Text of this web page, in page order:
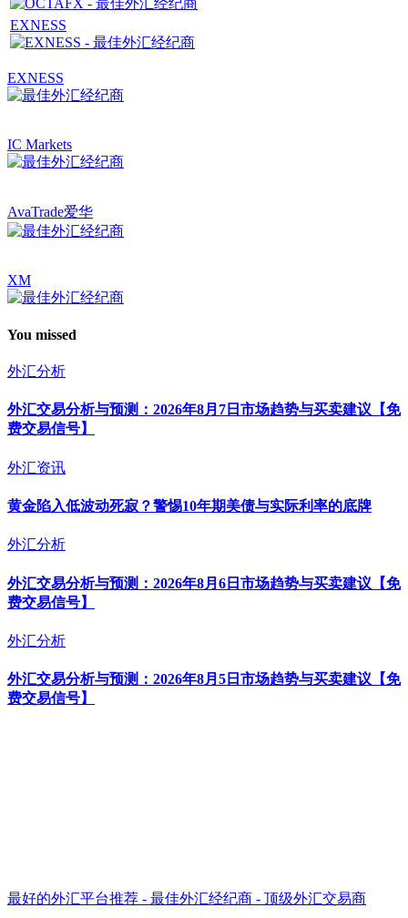
EXNESS
EXNESS
IC Markets
AvaTrade爱华
XM
You missed
外汇分析
外汇交易分析与预测：2026年8月7日市场趋势与买卖建议【免
费交易信号】
外汇资讯
黄金陷入低波动死寂？警惕10年期美债与实际利率的底牌
外汇分析
外汇交易分析与预测：2026年8月6日市场趋势与买卖建议【免
费交易信号】
外汇分析
外汇交易分析与预测：2026年8月5日市场趋势与买卖建议【免
费交易信号】
最好的外汇平台推荐 - 最佳外汇经纪商 - 顶级外汇交易商